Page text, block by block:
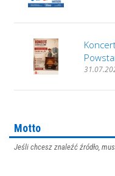
Motto
Jeśli chcesz znaleźć źródło,